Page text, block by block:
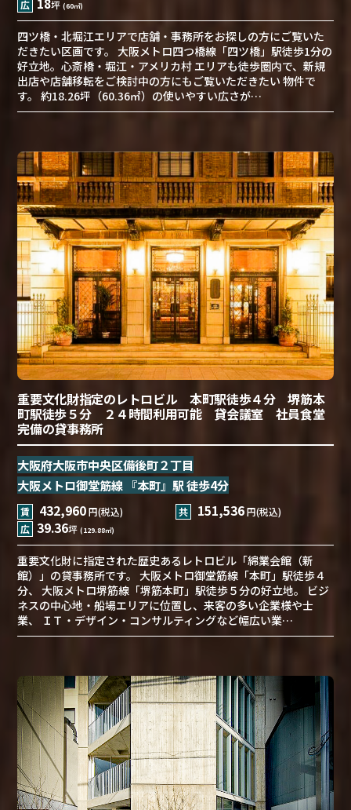
広 坪(60㎡)
四ツ橋・北堀江エリアで店舗・事務所をお探しの方にご覧いた
だきたい区画です。 大阪メトロ四つ橋線「四ツ橋」駅徒歩1分の
好立地。心斎橋・堀江・アメリカ村 エリアも徒歩圏内で、新規
出店や店舗移転をご検討中の方にもご覧いただきたい 物件で
す。 約18.26坪（60.36㎡）の使いやすい広さが…
重要文化財指定のレトロビル 本町駅徒歩４分 堺筋本
町駅徒歩５分 ２４時間利用可能 貸会議室 社員食堂
完備の貸事務所
大阪府大阪市中央区備後町２丁目
大阪メトロ御堂筋線 『本町』駅 徒歩4分
賃 432,960円(税込) 共 151,536円(税込)
広 39.36坪(129.88㎡)
重要文化財に指定された歴史あるレトロビル「綿業会館（新
館）」の貸事務所です。 大阪メトロ御堂筋線「本町」駅徒歩４
分、 大阪メトロ堺筋線「堺筋本町」駅徒歩５分の好立地。 ビジ
ネスの中心地・船場エリアに位置し、来客の多い企業様や士
業、 ＩＴ・デザイン・コンサルティングなど幅広い業…